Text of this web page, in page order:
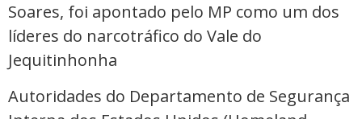
Soares, foi apontado pelo MP como um dos
líderes do narcotráfico do Vale do
Jequitinhonha
Autoridades do Departamento de Segurança